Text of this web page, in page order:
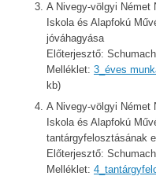
A Nivegy-völgyi Német
Iskola és Alapfokú
jóváhagyása
Előterjesztő:
Melléklet: 3_éves
kb)
A Nivegy-völgyi Német
Iskola és Alapfokú
tantárgyfelosztásának
Előterjesztő:
Melléklet: